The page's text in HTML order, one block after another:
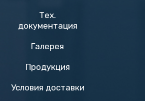
Тех.
документация
Галерея
Продукция
Условия доставки